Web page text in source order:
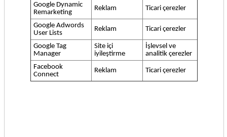
Google Dynamic
Remarketing
Reklam Ticari çerezler
Google Adwords
User Lists
Reklam Ticari çerezler
Google Tag
Manager
Site içi
iyileştirme
İşlevsel ve
analitik çerezler
Facebook
Connect
Reklam Ticari çerezler